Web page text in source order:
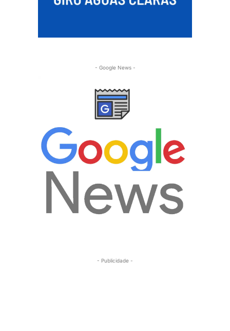
- Google News -
- Publicidade -